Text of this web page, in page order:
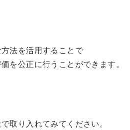
法を活用することで
を公正に行うことができます。
取り入れてみてください。